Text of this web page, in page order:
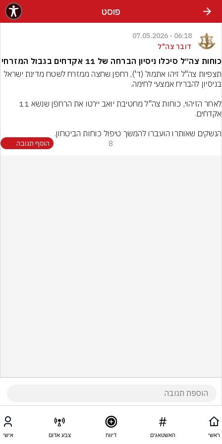
פוסט
06:18 - 07.05.2026
דובר צה"ל
כוחות צה״ל סיכלו ניסיון הברחה של 11 אקדחים בגבול המזרחי
הנשקים שאותרו הועברו להמשך טיפול כוחות הביטחון.
8 הוסף תגובה
ראשי האשטאגים דיווח צבע אדום אישי